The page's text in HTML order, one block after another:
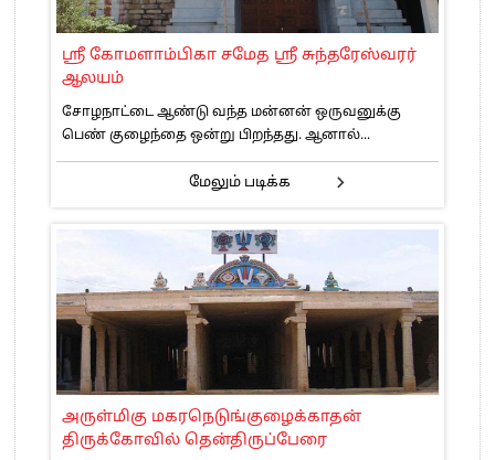
ஸ்ரீ கோமளாம்பிகா சமேத ஸ்ரீ சுந்தரேஸ்வரர்
ஆலயம்
சோழநாட்டை ஆண்டு வந்த மன்னன் ஒருவனுக்கு
பெண் குழைந்தை ஒன்று பிறந்தது. ஆனால்...
மேலும் படிக்க
அருள்மிகு மகரநெடுங்குழைக்காதன்
திருக்கோவில் தென்திருப்பேரை